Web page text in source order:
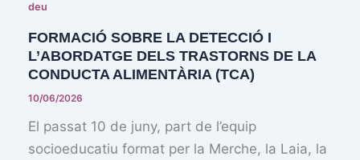
deu
FORMACIÓ SOBRE LA DETECCIÓ I
L’ABORDATGE DELS TRASTORNS DE LA
CONDUCTA ALIMENTÀRIA (TCA)
10/06/2026
El passat 10 de juny, part de l’equip
socioeducatiu format per la Merche, la Laia, la